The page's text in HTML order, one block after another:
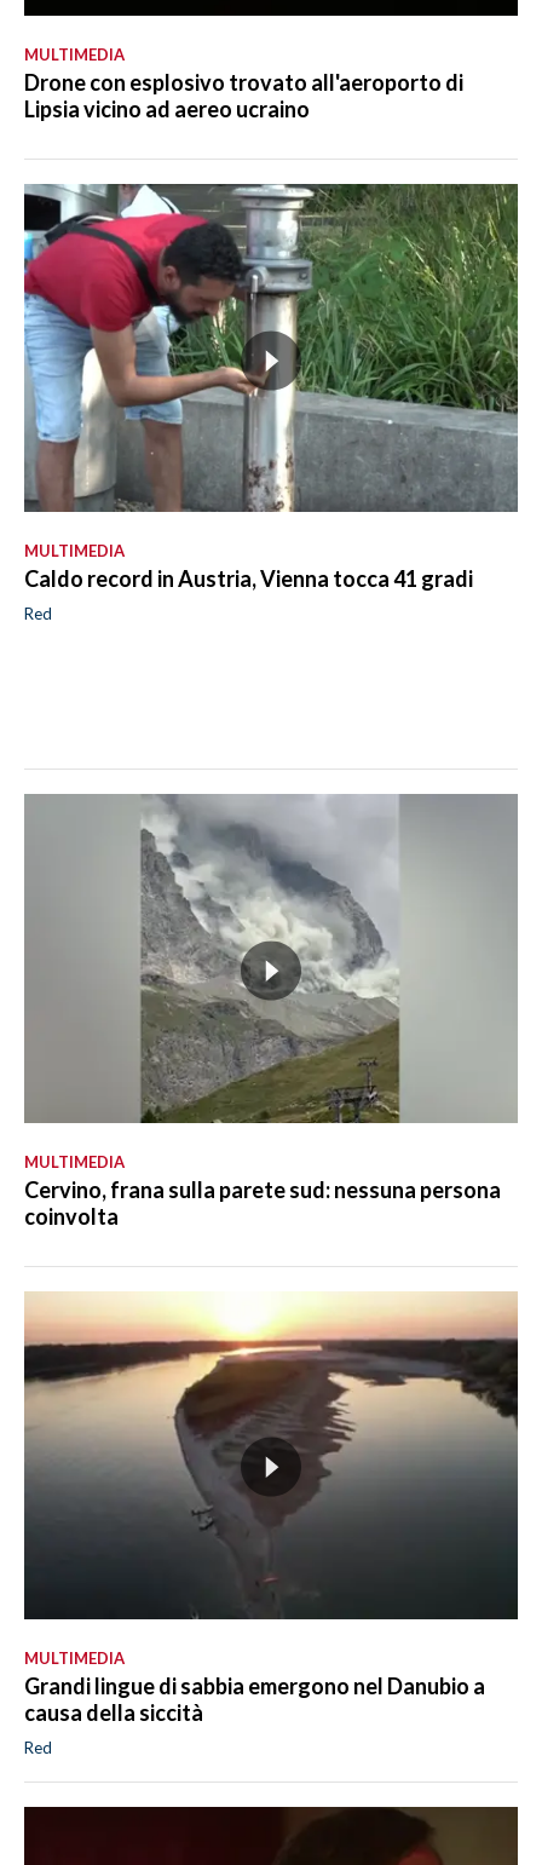
MULTIMEDIA
Drone con esplosivo trovato all'aeroporto di
Lipsia vicino ad aereo ucraino
MULTIMEDIA
Caldo record in Austria, Vienna tocca 41 gradi
Red
MULTIMEDIA
Cervino, frana sulla parete sud: nessuna persona
coinvolta
MULTIMEDIA
Grandi lingue di sabbia emergono nel Danubio a
causa della siccità
Red